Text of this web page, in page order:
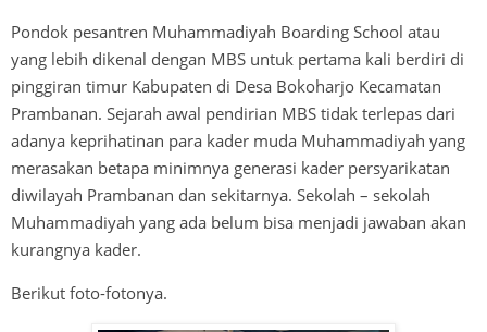
Pondok pesantren Muhammadiyah Boarding School atau
yang lebih dikenal dengan MBS untuk pertama kali berdiri di
pinggiran timur Kabupaten di Desa Bokoharjo Kecamatan
Prambanan. Sejarah awal pendirian MBS tidak terlepas dari
adanya keprihatinan para kader muda Muhammadiyah yang
merasakan betapa minimnya generasi kader persyarikatan
diwilayah Prambanan dan sekitarnya. Sekolah – sekolah
Muhammadiyah yang ada belum bisa menjadi jawaban akan
kurangnya kader.
Berikut foto-fotonya.